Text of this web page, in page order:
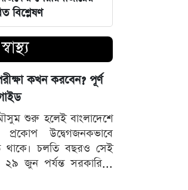
আসল কারণ
কমানোর সঠিক নিয়ম
দিন, ভিন্নমত যেন
প্রধানমন্ত্রী তারেক
ওপর বাঁশের সাঁকো
চেয়ারম্যান পদপ্রার্থী
বিশ্লেষণ
স্বাস্থ্য
কখন করবেন? পূর্ণ
শুরু হলেই বাংলাদেশে
প্রকোপ উদ্বেগজনকভাবে
থাকে। চলতি বছরও সেই
২৯ জুন পর্যন্ত সরকারি...